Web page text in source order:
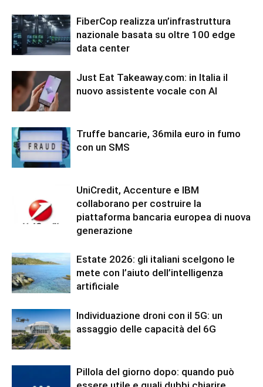
FiberCop realizza un’infrastruttura
nazionale basata su oltre 100 edge
data center
Just Eat Takeaway.com: in Italia il
nuovo assistente vocale con AI
Truffe bancarie, 36mila euro in fumo
con un SMS
UniCredit, Accenture e IBM
collaborano per costruire la
piattaforma bancaria europea di nuova
generazione
Estate 2026: gli italiani scelgono le
mete con l’aiuto dell’intelligenza
artificiale
Individuazione droni con il 5G: un
assaggio delle capacità del 6G
Pillola del giorno dopo: quando può